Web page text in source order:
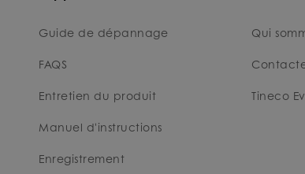
Guide de dépannage
FAQS
Entretien du produit
Manuel d'instructions
Enregistrement
Qui
Tineco